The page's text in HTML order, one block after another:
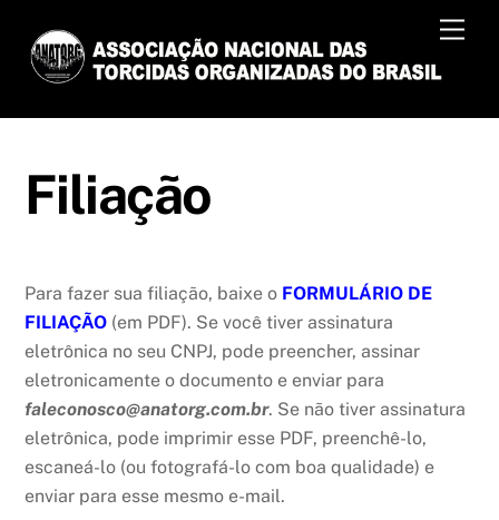
content
Filiação
Para fazer sua filiação, baixe o FORMULÁRIO DE
FILIAÇÃO (em PDF). Se você tiver assinatura
eletrônica no seu CNPJ, pode preencher, assinar
eletronicamente o documento e enviar para
faleconosco@anatorg.com.br. Se não tiver assinatura
eletrônica, pode imprimir esse PDF, preenchê-lo,
escaneá-lo (ou fotografá-lo com boa qualidade) e
enviar para esse mesmo e-mail.